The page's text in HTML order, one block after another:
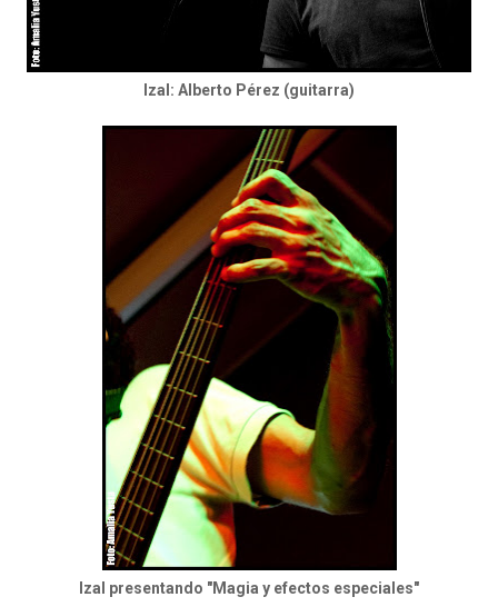
Izal: Alberto Pérez (guitarra)
Izal presentando "Magia y efectos especiales"